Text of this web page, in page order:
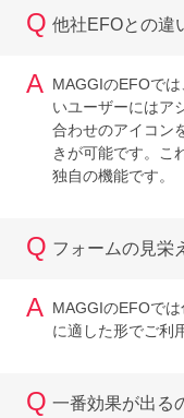
Q 他社EFOとの違
A MAGGIのEFOで
いユーザーにはア
合わせのアイコン
きが可能です。こ
独自の機能です。
Q フォームの見栄
A MAGGIのEFOで
に適した形でご利
Q 一番効果が出る